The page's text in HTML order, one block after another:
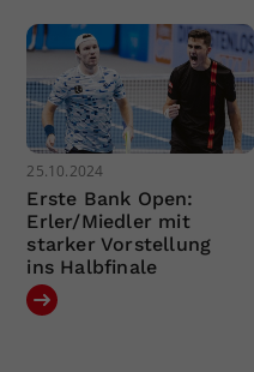
25.10.2024
Erste Bank Open:
Erler/Miedler mit
starker Vorstellung
ins Halbfinale